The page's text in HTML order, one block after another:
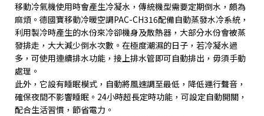
移動冷氣機使用時會產生冷凝水，傳統機型需要定期倒水，頗為
麻煩。德國寶移動冷暖空調PAC-CH316配備自動蒸發水冷系統，
利用製冷時產生的水份來冷卻機身及散熱器，大部分水份會被蒸
發排走，大大減少倒水次數。在極度潮濕的日子，若冷凝水過
多，可使用連續排水功能，接上排水管即可自動排出，毋須手動
處理。
此外，它設有睡眠模式，自動將風速調至最低，降低運行聲音，
確保夜間不影響睡眠。 24小時超長定時功能，可設定自動開關，
配合生活習慣，節省電力。